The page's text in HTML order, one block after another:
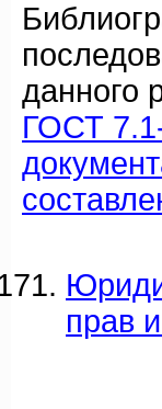
данного
ГОСТ
прав